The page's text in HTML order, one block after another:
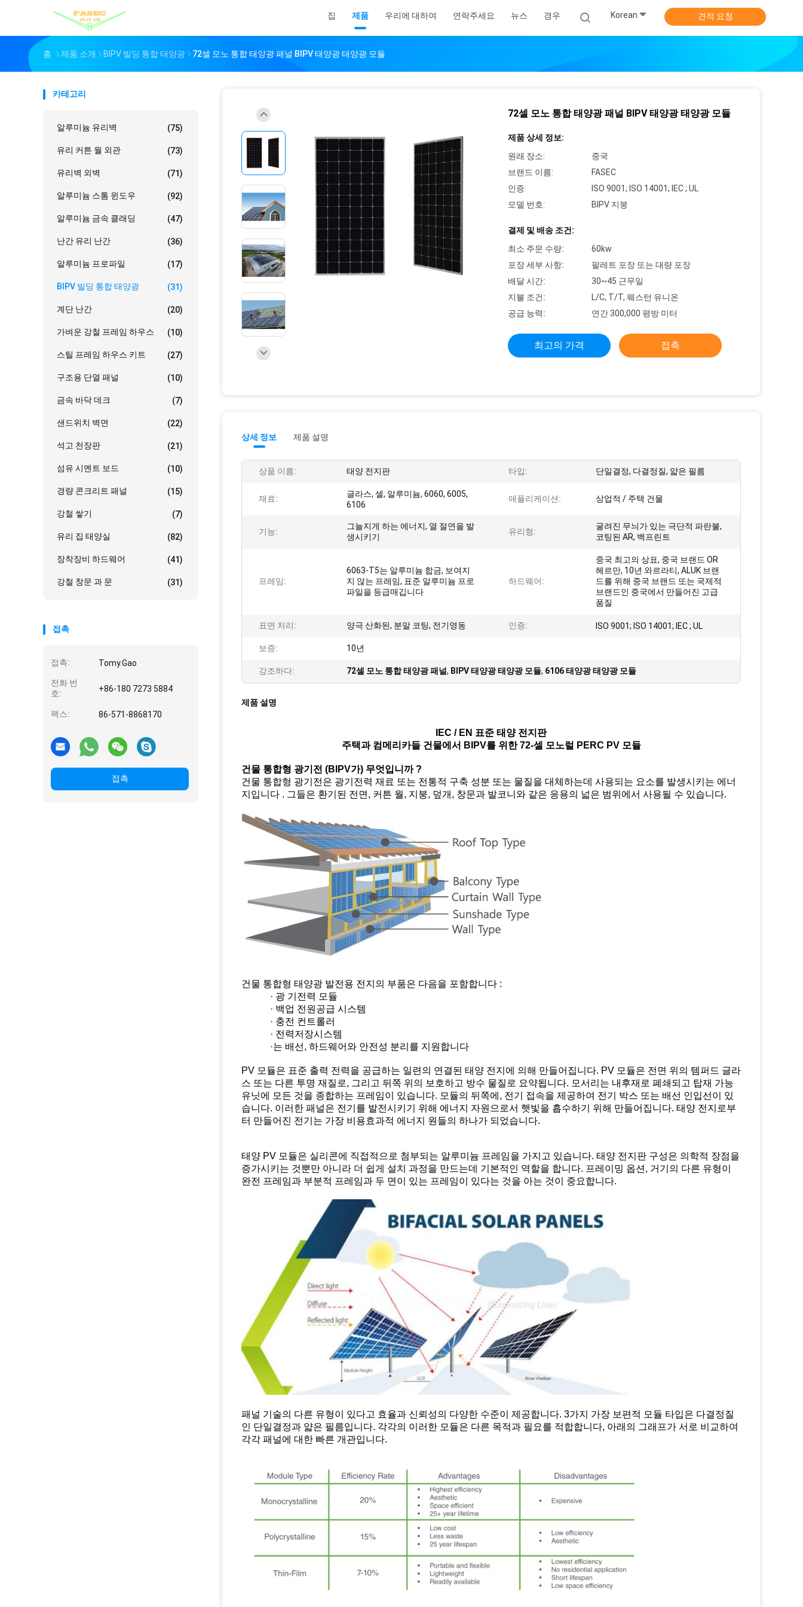
집 제품 우리에 대하여 연락주세요 뉴스 경우 Korean 견적 요청
홈 제품 소개 BIPV 빌딩 통합 태양광 72셀 모노 통합 태양광 패널 BIPV 태양광 태양광 모듈
카테고리
알루미늄 유리벽 (75)
유리 커튼 월 외관 (73)
유리벽 외벽 (71)
알루미늄 스톰 윈도우 (92)
알루미늄 금속 클래딩 (47)
난간 유리 난간 (36)
알루미늄 프로파일 (17)
BIPV 빌딩 통합 태양광 (31)
계단 난간 (20)
가벼운 강철 프레임 하우스 (10)
스틸 프레임 하우스 키트 (27)
구조용 단열 패널 (10)
금속 바닥 데크 (7)
샌드위치 벽면 (22)
석고 천장판 (21)
섬유 시멘트 보드 (10)
경량 콘크리트 패널 (15)
강철 쌓기 (7)
유리 집 태양실 (82)
장착장비 하드웨어 (41)
강철 창문 과 문 (31)
접촉
접촉: Tomy.Gao
전화 번
호:
+86-180 7273 5884
팩스: 86-571-8868170
접촉
72셀 모노 통합 태양광 패널 BIPV 태양광 태양광 모듈
제품 상세 정보:
원래 장소:
중국
브랜드 이름:
FASEC
인증:
ISO 9001; ISO 14001; IEC ; UL
모델 번호:
BIPV 지붕
결제 및 배송 조건:
최소 주문 수량:
60kw
포장 세부 사항:
팔레트 포장 또는 대량 포장
배달 시간:
30~45 근무일
지불 조건:
L/C, T/T, 웨스턴 유니온
공급 능력:
연간 300,000 평방 미터
최고의 가격 접촉
상세 정보 제품 설명
상품 이름: 태양 전지판 타입: 단일결정, 다결정질, 얇은 필름
재료:
글라스, 셀, 알루미늄, 6060, 6005,
6106
애플리케이션: 상업적 / 주택 건물
기능:
그늘지게 하는 에너지, 열 절연을 발
생시키기
유리형:
굴려진 무늬가 있는 극단적 파란불,
코팅된 AR, 백프린트
프레임:
6063-T5는 알루미늄 합금, 보여지
지 않는 프레임, 표준 알루미늄 프로
파일을 등급매깁니다
하드웨어:
중국 최고의 상표, 중국 브랜드 OR
헤르만, 10년 와르라티, ALUK 브랜
드를 위해 중국 브랜드 또는 국제적
브랜드인 중국에서 만들어진 고급
품질
표면 처리: 양극 산화된, 분말 코팅, 전기영동 인증: ISO 9001; ISO 14001; IEC ; UL
보증: 10년
강조하다: 72셀 모노 통합 태양광 패널, BIPV 태양광 태양광 모듈, 6106 태양광 ​​태양광 모듈
제품 설명
IEC / EN 표준 태양 전지판
주택과 컴메리카들 건물에서 BIPV를 위한 72-셀 모노럴 PERC PV 모듈
건물 통합형 광기전 (BIPV가) 무엇입니까 ?
건물 통합형 광기전은 광기전력 재료 또는 전통적 구축 성분 또는 물질을 대체하는데 사용되는 요소를 발생시키는 에너
지입니다 . 그들은 환기된 전면, 커튼 월, 지붕, 덮개, 창문과 발코니와 같은 응용의 넓은 범위에서 사용될 수 있습니다.
건물 통합형 태양광 발전용 전지의 부품은 다음을 포함합니다 :
· 광 기전력 모듈
· 백업 전원공급 시스템
· 충전 컨트롤러
· 전력저장시스템
·는 배선, 하드웨어와 안전성 분리를 지원합니다
PV 모듈은 표준 출력 전력을 공급하는 일련의 연결된 태양 전지에 의해 만들어집니다. PV 모듈은 전면 위의 템퍼드 글라
스 또는 다른 투명 재질로, 그리고 뒤쪽 위의 보호하고 방수 물질로 요약됩니다. 모서리는 내후재로 폐쇄되고 탑재 가능
유닛에 모든 것을 종합하는 프레임이 있습니다. 모듈의 뒤쪽에, 전기 접속을 제공하여 전기 박스 또는 배선 인입선이 있
습니다. 이러한 패널은 전기를 발전시키기 위해 에너지 자원으로서 햇빛을 흡수하기 위해 만들어집니다. 태양 전지로부
터 만들어진 전기는 가장 비용효과적 에너지 원들의 하나가 되었습니다.
태양 PV 모듈은 실리콘에 직접적으로 첨부되는 알루미늄 프레임을 가지고 있습니다. 태양 전지판 구성은 의학적 장점을
증가시키는 것뿐만 아니라 더 쉽게 설치 과정을 만드는데 기본적인 역할을 합니다. 프레이밍 옵션, 거기의 다른 유형이
완전 프레임과 부분적 프레임과 두 면이 있는 프레임이 있다는 것을 아는 것이 중요합니다.
패널 기술의 다른 유형이 있다고 효율과 신뢰성의 다양한 수준이 제공합니다. 3가지 가장 보편적 모듈 타입은 다결정질
인 단일결정과 얇은 필름입니다. 각각의 이러한 모듈은 다른 목적과 필요를 적합합니다, 아래의 그래프가 서로 비교하여
각각 패널에 대한 빠른 개관입니다.